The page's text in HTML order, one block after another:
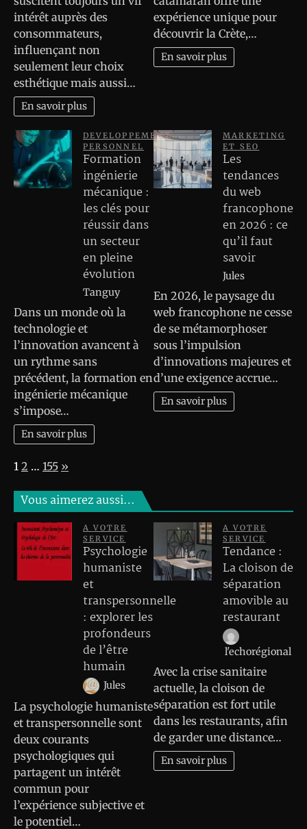
intérêt auprès des
consommateurs,
influençant non
seulement leur choix
esthétique mais aussi…
En savoir plus
expérience unique pour
découvrir la Crète,…
En savoir plus
DEVELOPPEMENT
PERSONNEL
Formation
ingénierie
mécanique :
les clés pour
réussir dans
un secteur
en pleine
évolution
Tanguy
Dans un monde où la
technologie et
l’innovation avancent à
un rythme sans
précédent, la formation en
ingénierie mécanique
s’impose…
En savoir plus
MARKETING
ET SEO
Les
tendances
du web
francophone
en 2026 : ce
qu’il faut
savoir
Jules
En 2026, le paysage du
web francophone ne cesse
de se métamorphoser
sous l’impulsion
d’innovations majeures et
d’une exigence accrue…
En savoir plus
Page:
1 2 … 155 Next
»
Vous aimerez aussi…
A VOTRE
SERVICE
Psychologie
humaniste
et
transpersonnelle
: explorer les
profondeurs
de l’être
humain
Jules
La psychologie humaniste
et transpersonnelle sont
deux courants
psychologiques qui
partagent un intérêt
commun pour
l’expérience subjective et
le potentiel…
A VOTRE
SERVICE
Tendance :
La cloison de
séparation
amovible au
restaurant
l'echorégional
Avec la crise sanitaire
actuelle, la cloison de
séparation est fort utile
dans les restaurants, afin
de garder une distance…
En savoir plus